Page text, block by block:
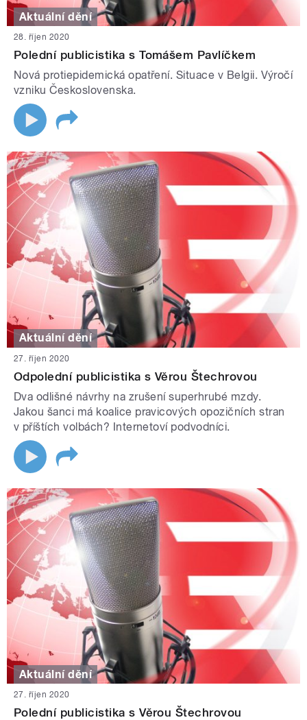
Aktuální dění
28. říjen 2020
Polední publicistika s Tomášem Pavlíčkem
Nová protiepidemická opatření. Situace v Belgii. Výročí
vzniku Československa.
Aktuální dění
27. říjen 2020
Odpolední publicistika s Věrou Štechrovou
Dva odlišné návrhy na zrušení superhrubé mzdy.
Jakou šanci má koalice pravicových opozičních stran
v příštích volbách? Internetoví podvodníci.
Aktuální dění
27. říjen 2020
Polední publicistika s Věrou Štechrovou